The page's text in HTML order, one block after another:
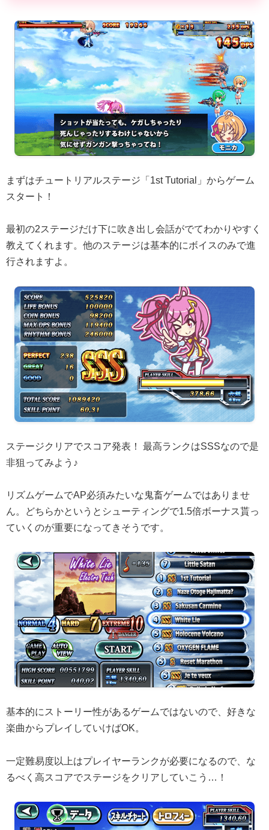
まずはチュートリアルステージ「1st Tutorial」からゲーム
スタート！
最初の2ステージだけ下に吹き出し会話がでてわかりやすく
教えてくれます。他のステージは基本的にボイスのみで進
行されますよ。
ステージクリアでスコア発表！ 最高ランクはSSSなので是
非狙ってみよう♪
リズムゲームでAP必須みたいな鬼畜ゲームではありませ
ん。どちらかというとシューティングで1.5倍ボーナス貰っ
ていくのが重要になってきそうです。
基本的にストーリー性があるゲームではないので、好きな
楽曲からプレイしていけばOK。
一定難易度以上はプレイヤーランクが必要になるので、な
るべく高スコアでステージをクリアしていこう…！